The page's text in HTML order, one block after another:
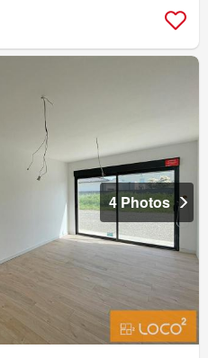
4 Photos